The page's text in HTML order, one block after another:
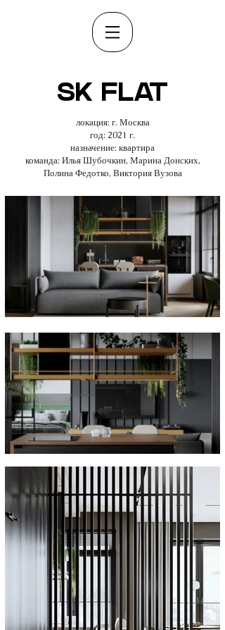
SK FLAT
локация: г. Москва
год: 2021 г.
назначение: квартира
команда: Илья Шубочкин, Марина Донских,
Полина Федотко, Виктория Вузова